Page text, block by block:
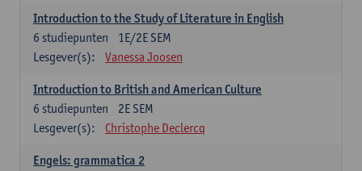
Introduction to the Study of Literature in English
1E/2E SEM
6 studiepunten
Lesgever(s):
Vanessa Joosen
Introduction to British and American Culture
2E SEM
6 studiepunten
Lesgever(s):
Christophe Declercq
Engels: grammatica 2